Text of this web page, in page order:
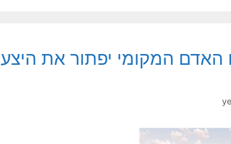
האדם המקומי יפתור את היצע